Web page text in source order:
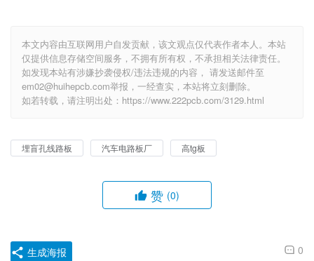
本文内容由互联网用户自发贡献，该文观点仅代表作者本人。本站
仅提供信息存储空间服务，不拥有所有权，不承担相关法律责任。
如发现本站有涉嫌抄袭侵权/违法违规的内容， 请发送邮件至
em02@huihepcb.com举报，一经查实，本站将立刻删除。
如若转载，请注明出处：https://www.222pcb.com/3129.html
埋盲孔线路板 汽车电路板厂 高tg板
赞 (0)
0
生成海报